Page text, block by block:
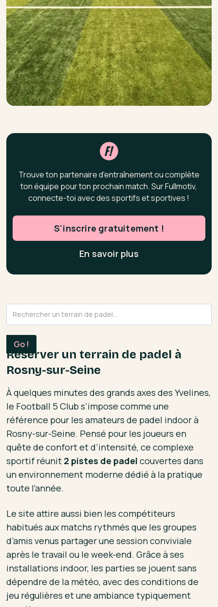
Réserver un terrain de padel à
Rosny-sur-Seine
À quelques minutes des grands axes des Yvelines,
le Football 5 Club s’impose comme une
référence pour les amateurs de padel indoor à
Rosny-sur-Seine. Pensé pour les joueurs en
quête de confort et d’intensité, ce complexe
sportif réunit 2 pistes de padel couvertes dans
un environnement moderne dédié à la pratique
toute l’année.
Le site attire aussi bien les compétiteurs
habitués aux matchs rythmés que les groupes
d’amis venus partager une session conviviale
après le travail ou le week-end. Grâce à ses
installations indoor, les parties se jouent sans
dépendre de la météo, avec des conditions de
jeu régulières et une ambiance typiquement
Trouve ton partenaire d'entraînement ou complète
ton équipe pour ton prochain match. Sur Fullmotiv,
connecte-toi avec des sportifs et sportives !
S'inscrire gratuitement !
En savoir plus